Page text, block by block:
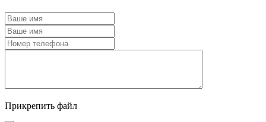
Прикрепить файл